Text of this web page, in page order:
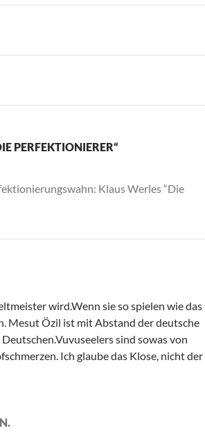
PERFEKTIONIERER“
Klaus Werles “Die
wird.Wenn sie so spielen wie das
Mesut Özil ist mit Abstand der deutsche
sind sowas von
Ich glaube das Klose, nicht der